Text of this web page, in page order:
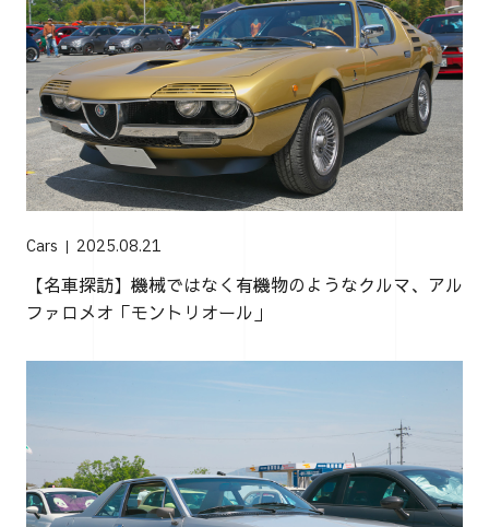
Cars 2025.08.21
【名車探訪】機械ではなく有機物のようなクルマ、アル
ファロメオ「モントリオール」